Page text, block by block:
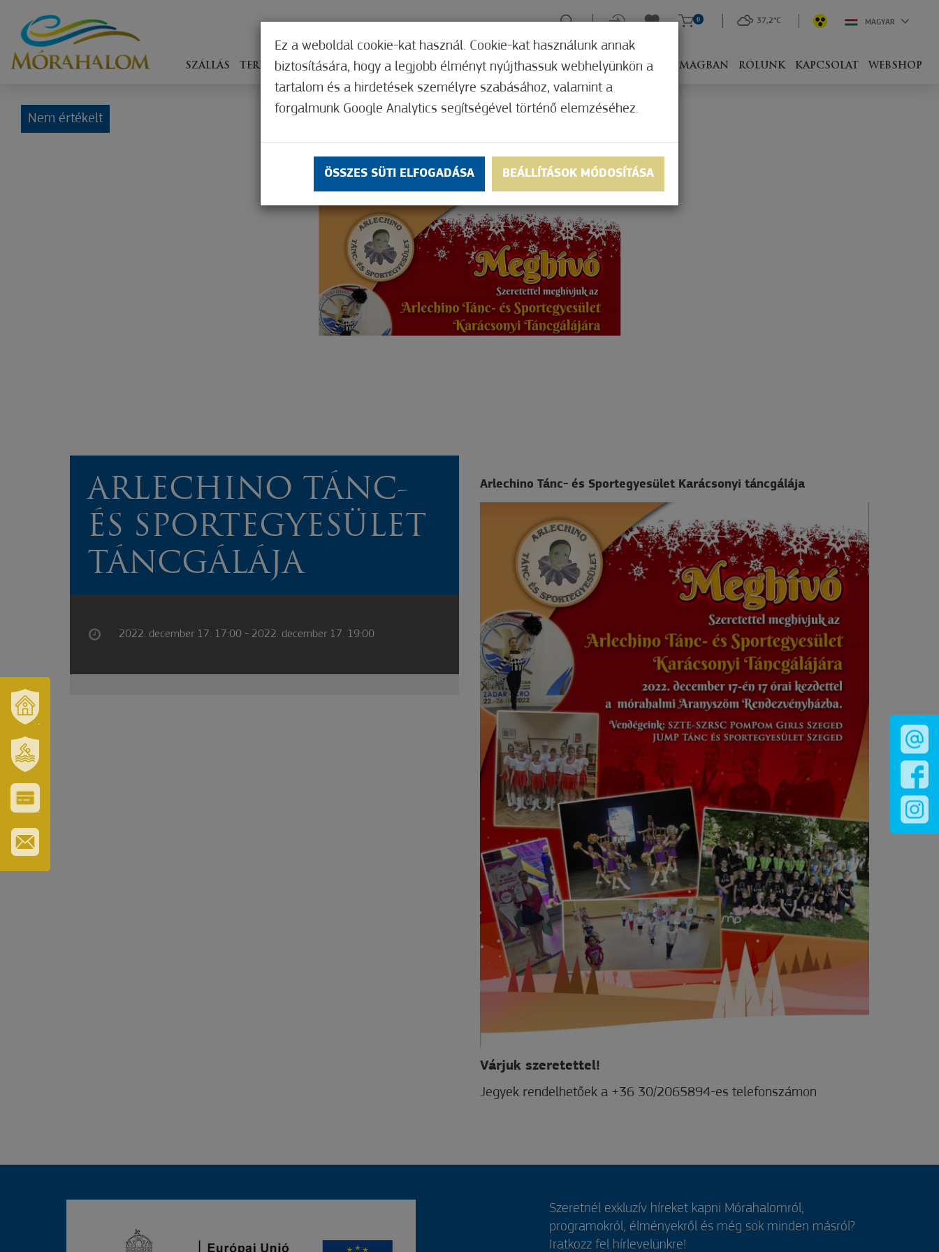
ÉS
TÉRSÉGÜNK
ERZSÉBET
GYÓGYFÜRDŐ
ÉS
TURISZTIKAI
KÁRTYA
SZÁLLÁS TERÍTÉKEN ÉLMÉNYSZERZÉS ZÖLD FÓKUSZ GYÓGYHELY MERRE, MIVEL CSOMAGBAN RÓLUNK KAPCSOLAT WEBSHOP
0 37,2°C MAGYAR
Nem értékelt
ARLECHINO TÁNC-
ÉS SPORTEGYESÜLET
TÁNCGÁLÁJA
2022. december 17. 17:00 - 2022. december 17. 19:00
Arlechino Tánc- és Sportegyesület Karácsonyi táncgálája
Várjuk szeretettel!
Jegyek rendelhetőek a +36 30/2065894-es telefonszámon
Ez a weboldal cookie-kat használ. Cookie-kat használunk annak
biztosítására, hogy a legjobb élményt nyújthassuk webhelyünkön a
tartalom és a hirdetések személyre szabásához, valamint a
forgalmunk Google Analytics segítségével történő elemzéséhez.
ÖSSZES SÜTI ELFOGADÁSA BEÁLLÍTÁSOK MÓDOSÍTÁSA
Szeretnél exkluzív híreket kapni Mórahalomról,
programokról, élményekről és még sok minden másról?
Iratkozz fel hírlevelünkre!